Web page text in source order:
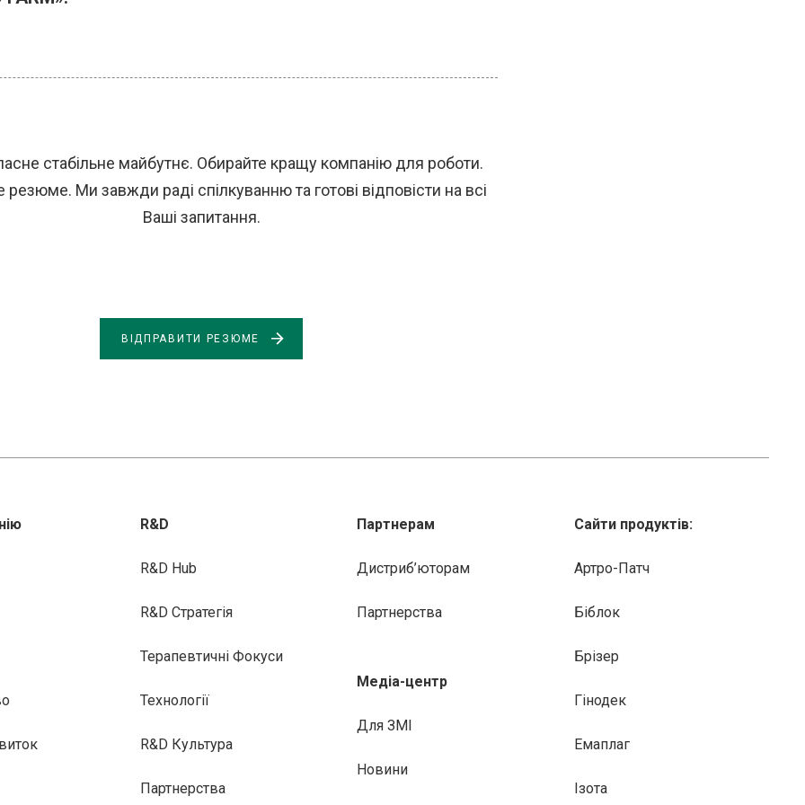
стабільне майбутнє. Обирайте кращу компанію для роботи.
Ми завжди раді спілкуванню та готові відповісти на всі
Ваші запитання.
ВІДПРАВИТИ РЕЗЮМЕ
R&D
R&D Hub
R&D Стратегія
Терапевтичні Фокуси
Технології
R&D Культура
Партнерства
Партнерам
Дистриб’юторам
Партнерства
Медіа-центр
Для ЗМІ
Новини
Сайти продуктів:
Артро-Патч
Біблок
Брізер
Гінодек
Емаплаг
Ізота